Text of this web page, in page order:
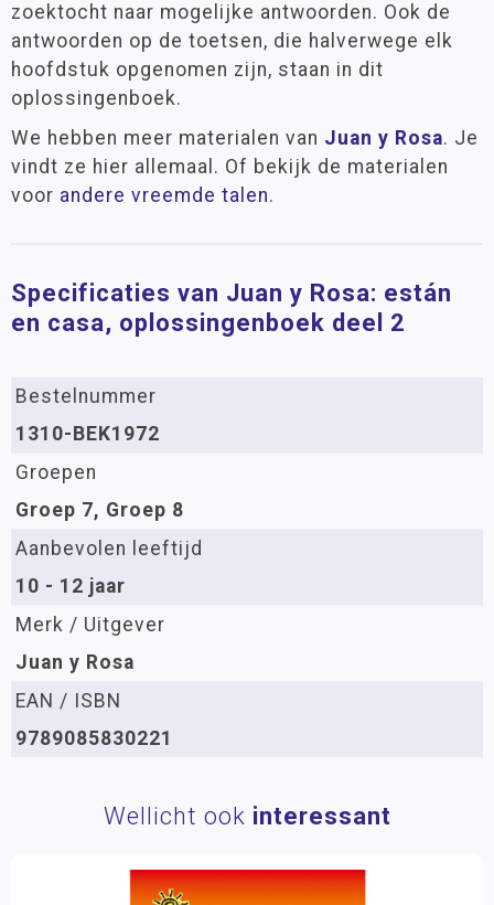
zoektocht naar mogelijke antwoorden. Ook de
antwoorden op de toetsen, die halverwege elk
hoofdstuk opgenomen zijn, staan in dit
oplossingenboek.
We hebben meer materialen van Juan y Rosa. Je
vindt ze hier allemaal. Of bekijk de materialen
voor andere vreemde talen.
Specificaties van Juan y Rosa: están
en casa, oplossingenboek deel 2
Bestelnummer
1310-BEK1972
Groepen
Groep 7, Groep 8
Aanbevolen leeftijd
10 - 12 jaar
Merk / Uitgever
Juan y Rosa
EAN / ISBN
9789085830221
Wellicht ook interessant